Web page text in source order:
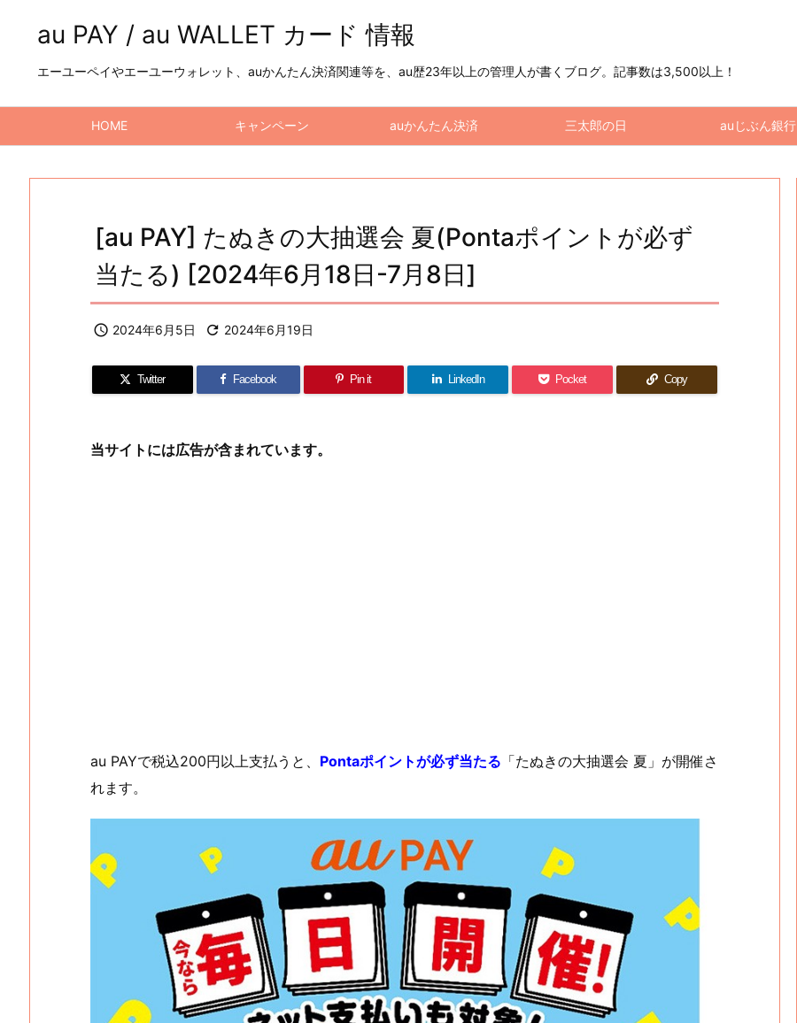
au PAY / au WALLET カード 情報
エーユーペイやエーユーウォレット、auかんたん決済関連等を、au歴23年以上の管理人が書くブログ。記事数は3,500以上！
HOME キャンペーン auかんたん決済 三太郎の日 auじぶん銀行
[au PAY] たぬきの大抽選会 夏(Pontaポイントが必ず
当たる) [2024年6月18日-7月8日]
 2024年6月5日  2024年6月19日
Twitter Facebook Pin it LinkedIn Pocket Copy
当サイトには広告が含まれています。
au PAYで税込200円以上支払うと、 Pontaポイントが必ず当たる 「たぬきの大抽選会 夏」が開催さ
れます。